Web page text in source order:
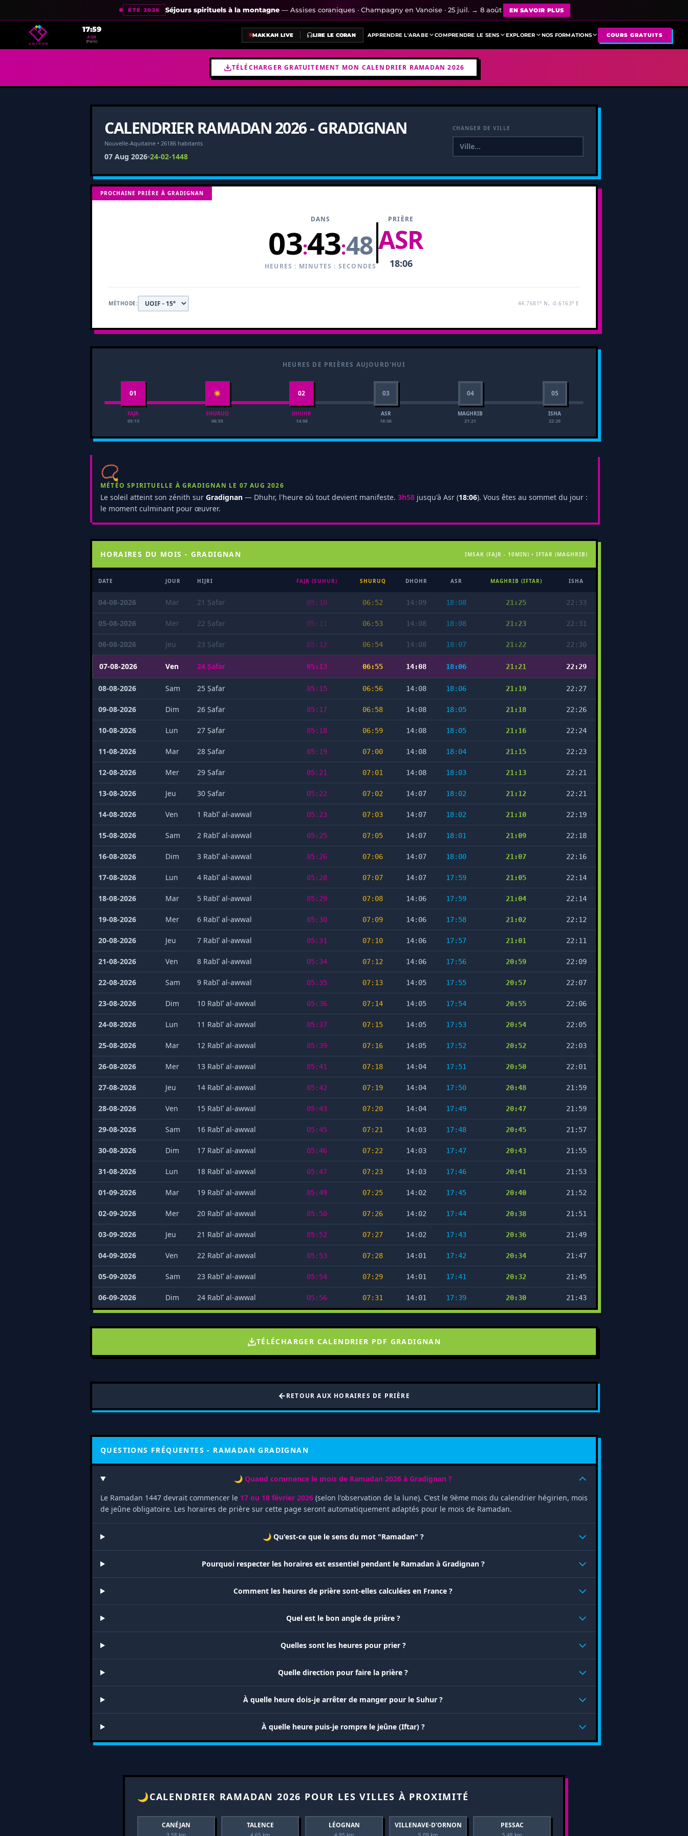
ÉTÉ 2026 Séjours spirituels à la montagne — Assises coraniques · Champagny en Vanoise · 25 juil. → 8 août EN SAVOIR PLUS
17:59
ASR
(Paris)
MAKKAH LIVE LIRE LE CORAN APPRENDRE L'ARABE COMPRENDRE LE SENS EXPLORER NOS FORMATIONS COURS GRATUITS
TÉLÉCHARGER GRATUITEMENT MON CALENDRIER RAMADAN 2026
CALENDRIER RAMADAN 2026 - GRADIGNAN
Nouvelle-Aquitaine • 26186 habitants
07 Aug 2026•24-02-1448
CHANGER DE VILLE
PROCHAINE PRIÈRE À GRADIGNAN
DANS
03:43:47
HEURES : MINUTES : SECONDES
PRIÈRE
ASR
18:06
MÉTHODE: 44.7681° N, -0.6163° E
HEURES DE PRIÈRES AUJOURD'HUI
01
FAJR
05:13
☀
SHURUQ
06:55
02
DHUHR
14:08
03
ASR
18:06
04
MAGHRIB
21:21
05
ISHA
22:29
📿
MÉTÉO SPIRITUELLE À GRADIGNAN LE 07 AUG 2026
Le soleil atteint son zénith sur Gradignan — Dhuhr, l'heure où tout devient manifeste. 3h58 jusqu'à Asr (18:06). Vous êtes au sommet du jour :
le moment culminant pour œuvrer.
HORAIRES DU MOIS - GRADIGNAN IMSAK (FAJR - 10MIN) • IFTAR (MAGHRIB)
DATE JOUR HIJRI FAJR (SUHUR) SHURUQ DHOHR ASR MAGHRIB (IFTAR) ISHA
04-08-2026 Mar 21 Ṣafar 05:10 06:52 14:09 18:08 21:25 22:33
05-08-2026 Mer 22 Ṣafar 05:11 06:53 14:08 18:08 21:23 22:31
06-08-2026 Jeu 23 Ṣafar 05:12 06:54 14:08 18:07 21:22 22:30
07-08-2026 Ven 24 Ṣafar 05:13 06:55 14:08 18:06 21:21 22:29
08-08-2026 Sam 25 Ṣafar 05:15 06:56 14:08 18:06 21:19 22:27
09-08-2026 Dim 26 Ṣafar 05:17 06:58 14:08 18:05 21:18 22:26
10-08-2026 Lun 27 Ṣafar 05:18 06:59 14:08 18:05 21:16 22:24
11-08-2026 Mar 28 Ṣafar 05:19 07:00 14:08 18:04 21:15 22:23
12-08-2026 Mer 29 Ṣafar 05:21 07:01 14:08 18:03 21:13 22:21
13-08-2026 Jeu 30 Ṣafar 05:22 07:02 14:07 18:02 21:12 22:21
14-08-2026 Ven 1 Rabīʿ al-awwal 05:23 07:03 14:07 18:02 21:10 22:19
15-08-2026 Sam 2 Rabīʿ al-awwal 05:25 07:05 14:07 18:01 21:09 22:18
16-08-2026 Dim 3 Rabīʿ al-awwal 05:26 07:06 14:07 18:00 21:07 22:16
17-08-2026 Lun 4 Rabīʿ al-awwal 05:28 07:07 14:07 17:59 21:05 22:14
18-08-2026 Mar 5 Rabīʿ al-awwal 05:29 07:08 14:06 17:59 21:04 22:14
19-08-2026 Mer 6 Rabīʿ al-awwal 05:30 07:09 14:06 17:58 21:02 22:12
20-08-2026 Jeu 7 Rabīʿ al-awwal 05:31 07:10 14:06 17:57 21:01 22:11
21-08-2026 Ven 8 Rabīʿ al-awwal 05:34 07:12 14:06 17:56 20:59 22:09
22-08-2026 Sam 9 Rabīʿ al-awwal 05:35 07:13 14:05 17:55 20:57 22:07
23-08-2026 Dim 10 Rabīʿ al-awwal 05:36 07:14 14:05 17:54 20:55 22:06
24-08-2026 Lun 11 Rabīʿ al-awwal 05:37 07:15 14:05 17:53 20:54 22:05
25-08-2026 Mar 12 Rabīʿ al-awwal 05:39 07:16 14:05 17:52 20:52 22:03
26-08-2026 Mer 13 Rabīʿ al-awwal 05:41 07:18 14:04 17:51 20:50 22:01
27-08-2026 Jeu 14 Rabīʿ al-awwal 05:42 07:19 14:04 17:50 20:48 21:59
28-08-2026 Ven 15 Rabīʿ al-awwal 05:43 07:20 14:04 17:49 20:47 21:59
29-08-2026 Sam 16 Rabīʿ al-awwal 05:45 07:21 14:03 17:48 20:45 21:57
30-08-2026 Dim 17 Rabīʿ al-awwal 05:46 07:22 14:03 17:47 20:43 21:55
31-08-2026 Lun 18 Rabīʿ al-awwal 05:47 07:23 14:03 17:46 20:41 21:53
01-09-2026 Mar 19 Rabīʿ al-awwal 05:49 07:25 14:02 17:45 20:40 21:52
02-09-2026 Mer 20 Rabīʿ al-awwal 05:50 07:26 14:02 17:44 20:38 21:51
03-09-2026 Jeu 21 Rabīʿ al-awwal 05:52 07:27 14:02 17:43 20:36 21:49
04-09-2026 Ven 22 Rabīʿ al-awwal 05:53 07:28 14:01 17:42 20:34 21:47
05-09-2026 Sam 23 Rabīʿ al-awwal 05:54 07:29 14:01 17:41 20:32 21:45
06-09-2026 Dim 24 Rabīʿ al-awwal 05:56 07:31 14:01 17:39 20:30 21:43
TÉLÉCHARGER CALENDRIER PDF GRADIGNAN
RETOUR AUX HORAIRES DE PRIÈRE
QUESTIONS FRÉQUENTES - RAMADAN GRADIGNAN
🌙 Quand commence le mois de Ramadan 2026 à Gradignan ?
Le Ramadan 1447 devrait commencer le 17 ou 18 février 2026 (selon l'observation de la lune). C'est le 9ème mois du calendrier hégirien, mois
de jeûne obligatoire. Les horaires de prière sur cette page seront automatiquement adaptés pour le mois de Ramadan.
🌙 Qu'est-ce que le sens du mot "Ramadan" ?
Pourquoi respecter les horaires est essentiel pendant le Ramadan à Gradignan ?
Comment les heures de prière sont-elles calculées en France ?
Quel est le bon angle de prière ?
Quelles sont les heures pour prier ?
Quelle direction pour faire la prière ?
À quelle heure dois-je arrêter de manger pour le Suhur ?
À quelle heure puis-je rompre le jeûne (Iftar) ?
🌙CALENDRIER RAMADAN 2026 POUR LES VILLES À PROXIMITÉ
CANÉJAN TALENCE LÉOGNAN VILLENAVE-D'ORNON PESSAC